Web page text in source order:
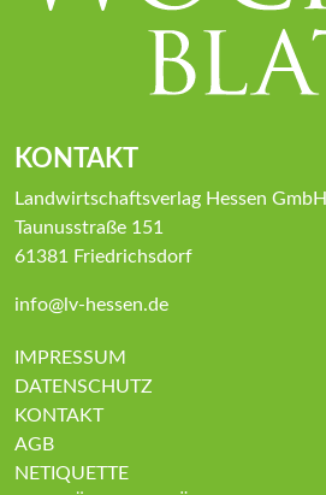
KONTAKT
Landwirtschaftsverlag Hessen GmbH
Taunusstraße 151
61381 Friedrichsdorf
info@lv-hessen.de
IMPRESSUM
DATENSCHUTZ
KONTAKT
AGB
NETIQUETTE